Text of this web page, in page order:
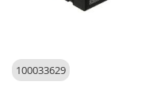
100033629